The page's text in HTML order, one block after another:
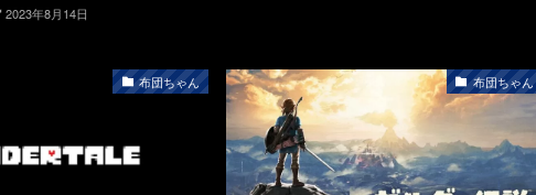
2023年8月14日
布団ちゃん 布団ちゃん